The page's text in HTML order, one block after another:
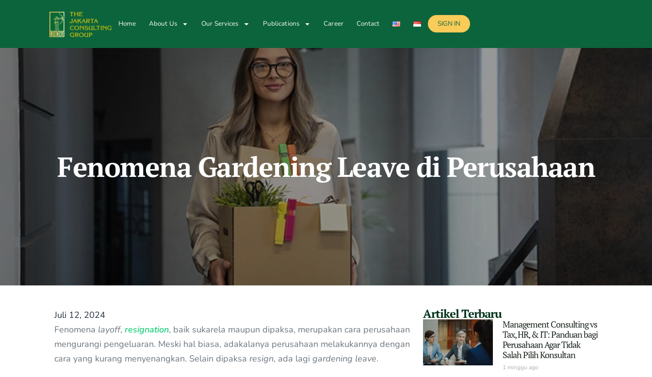
Home About Us Our Services Publications Career Contact SIGN IN
Fenomena Gardening Leave di Perusahaan
Juli 12, 2024
Fenomena layoff, resignation, baik sukarela maupun dipaksa, merupakan cara perusahaan
mengurangi pengeluaran. Meski hal biasa, adakalanya perusahaan melakukannya dengan
cara yang kurang menyenangkan. Selain dipaksa resign, ada lagi gardening leave.
Artikel Terbaru
Management Consulting vs
Tax, HR, & IT: Panduan bagi
Perusahaan Agar Tidak
Salah Pilih Konsultan
1 minggu ago